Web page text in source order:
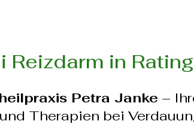
Reizdarm in
Petra Janke –
Therapien bei